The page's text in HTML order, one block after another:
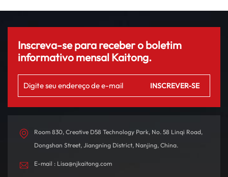
Inscreva-se para receber o boletim
informativo mensal Kaitong.
Room 830, Creative D58 Technology Park, No. 58 Linqi Road,
Dongshan Street, Jiangning District, Nanjing, China.
E-mail : Lisa@njkaitong.com